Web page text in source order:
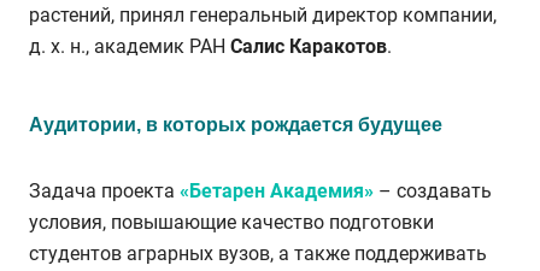
растений, принял генеральный директор компании,
д. х. н., академик РАН Салис Каракотов.
Аудитории, в которых рождается будущее
Задача проекта «Бетарен Академия» – создавать
условия, повышающие качество подготовки
студентов аграрных вузов, а также поддерживать